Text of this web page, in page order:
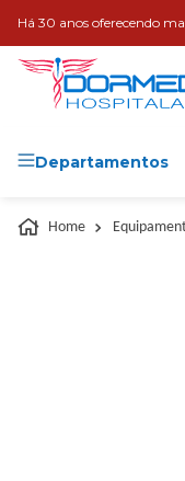
Há 30 anos oferecendo
Departamentos